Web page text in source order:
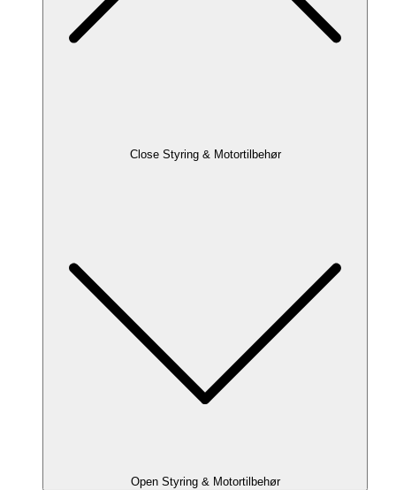
Close Styring & Motortilbehør
Open Styring & Motortilbehør